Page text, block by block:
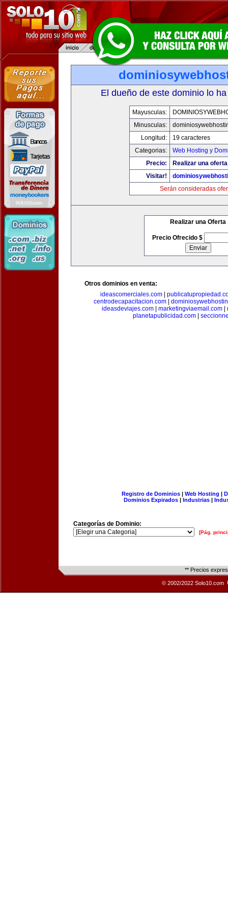
El dueño de este dominio lo
Mayusculas:
Minusculas:
Longitud:
19 caracteres
Categorias:
Web Hosting y
Precio:
Realizar una
Visitar!
Serán consideradas
Realizar una Oferta
Precio Ofrecido $
Otros dominios en venta:
ideascomerciales.com|
centrodecapacitacion.com
ideasdeviajes.com| marketingviaemail.com|
planetapublicidad.com|
Registro de Dominios| Web Hosting |
Dominios Expirados | Industrias |
Categorías de Dominio:
[Pág.
** Precios
© 2002/2022 Solo10.com